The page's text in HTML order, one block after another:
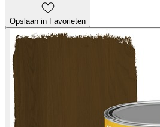
Opslaan in Favorieten